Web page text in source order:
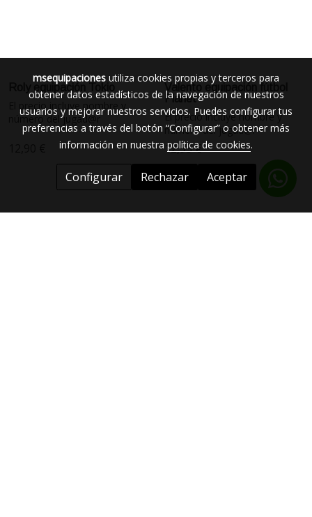
Roly equipación Tokio
El precio incluye nombre y
número del jugad@r
Valento equipación fútbol
Planet
El precio incluye nombre y
número del jugad@r
12,95 €
msequipaciones utiliza cookies propias y terceros para
obtener datos estadísticos de la navegación de nuestros
usuarios y mejorar nuestros servicios. Puedes configurar tus
preferencias a través del botón “Configurar” o obtener más
información en nuestra política de cookies.
Configurar Rechazar Aceptar